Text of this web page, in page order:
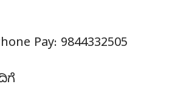
Pay: 9844332505